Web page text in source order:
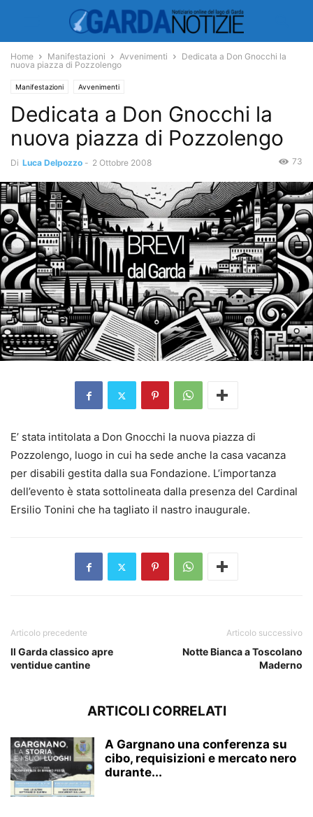
Home Manifestazioni Avvenimenti
Dedicata a Don Gnocchi la
nuova piazza di Pozzolengo
Manifestazioni Avvenimenti
Dedicata a Don Gnocchi la
nuova piazza di Pozzolengo
Di Luca Delpozzo - 2 Ottobre 2008 73
E’ stata intitolata a Don Gnocchi la nuova piazza di
Pozzolengo, luogo in cui ha sede anche la casa vacanza
per disabili gestita dalla sua Fondazione. L’importanza
dell’evento è stata sottolineata dalla presenza del Cardinal
Ersilio Tonini che ha tagliato il nastro inaugurale.
Articolo precedente
Il Garda classico apre
ventidue cantine
Articolo successivo
Notte Bianca a Toscolano
Maderno
ARTICOLI CORRELATI
A Gargnano una conferenza su
cibo, requisizioni e mercato nero
durante...